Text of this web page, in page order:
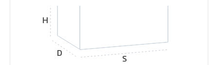
H
D
S